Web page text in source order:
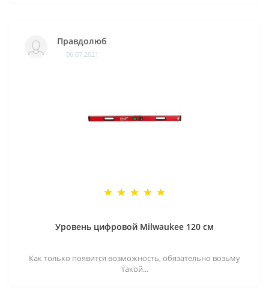
Правдолюб
06.07.2021
Уровень цифровой Milwaukee 120 см
Как только появится возможность, обязательно возьму
такой...